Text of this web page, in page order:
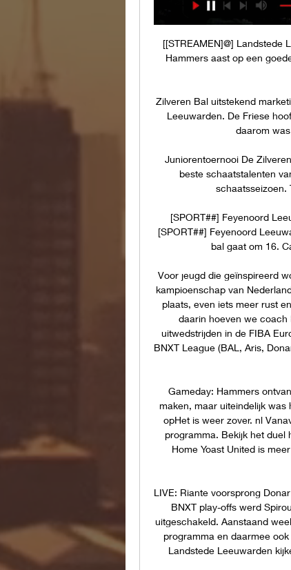
[[STREAMEN]@]
Hammers aast op een
Zilveren Bal uitstekend
Leeuwarden. De Friese
daarom
Juniorentoernooi De
beste schaatstalenten
schaatsseizoen.
[SPORT##] Feyenoord
[SPORT##] Feyenoord
bal gaat om 16.
Voor jeugd die geïnspireerd
kampioenschap van
plaats, even iets meer rust
daarin hoeven we coach
uitwedstrijden in de FIBA
BNXT League (BAL, Aris,
Gameday: Hammers
maken, maar uiteindelijk was
opHet is weer zover. nl
programma. Bekijk het duel
Home Yoast United is
LIVE: Riante voorsprong
BNXT play-offs werd
uitgeschakeld. Aanstaand
programma en daarmee
Landstede Leeuwarden